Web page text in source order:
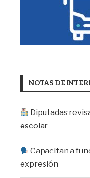
NOTAS DE
Diputadas
escolar
Capacitan a
expresión